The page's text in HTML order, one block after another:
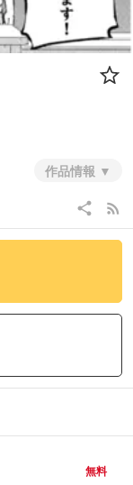
作品情報
share rss_feed
無料